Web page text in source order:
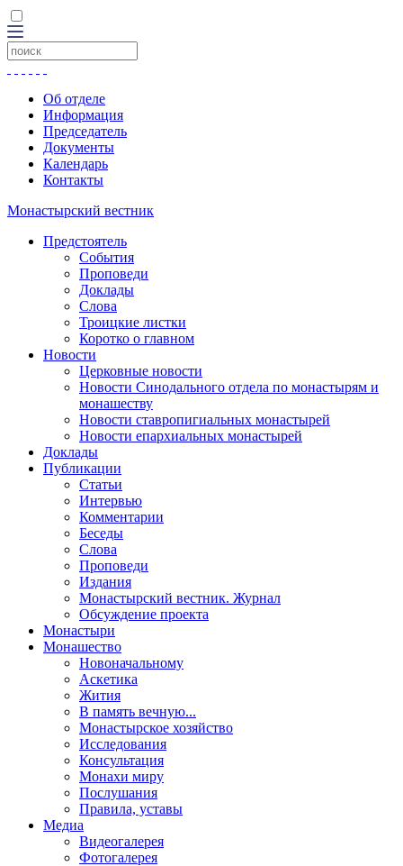
Об отделе
Информация
Председатель
Документы
Календарь
Контакты
Монастырский вестник
Предстоятель
События
Проповеди
Доклады
Слова
Троицкие листки
Коротко о главном
Новости
Церковные новости
Новости Синодального отдела по монастырям и
монашеству
Новости ставропигиальных монастырей
Новости епархиальных монастырей
Доклады
Публикации
Статьи
Интервью
Комментарии
Беседы
Слова
Проповеди
Издания
Монастырский вестник. Журнал
Обсуждение проекта
Монастыри
Монашество
Новоначальному
Аскетика
Жития
В память вечную...
Монастырское хозяйство
Исследования
Консультация
Монахи миру
Послушания
Правила, уставы
Медиа
Видеогалерея
Фотогалерея